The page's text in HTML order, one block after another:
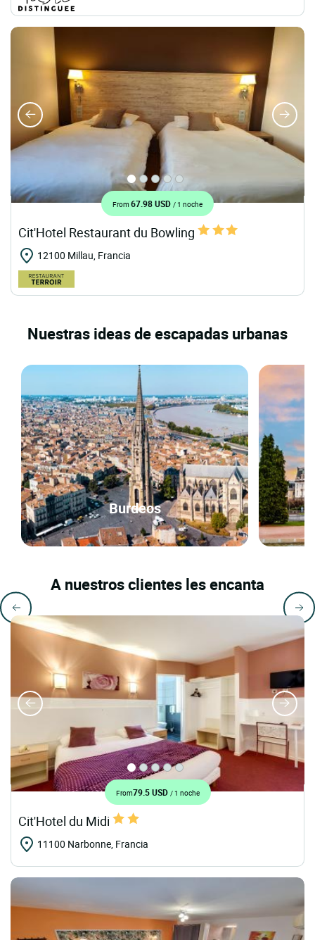
From 67.98 USD / 1 noche
Cit'Hotel Restaurant du Bowling
12100 Millau, Francia
Nuestras ideas de escapadas urbanas
Burdeos
A nuestros clientes les encanta
From79.5 USD / 1 noche
Cit'Hotel du Midi
11100 Narbonne, Francia